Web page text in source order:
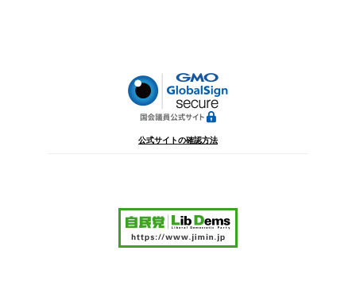
公式サイトの確認方法